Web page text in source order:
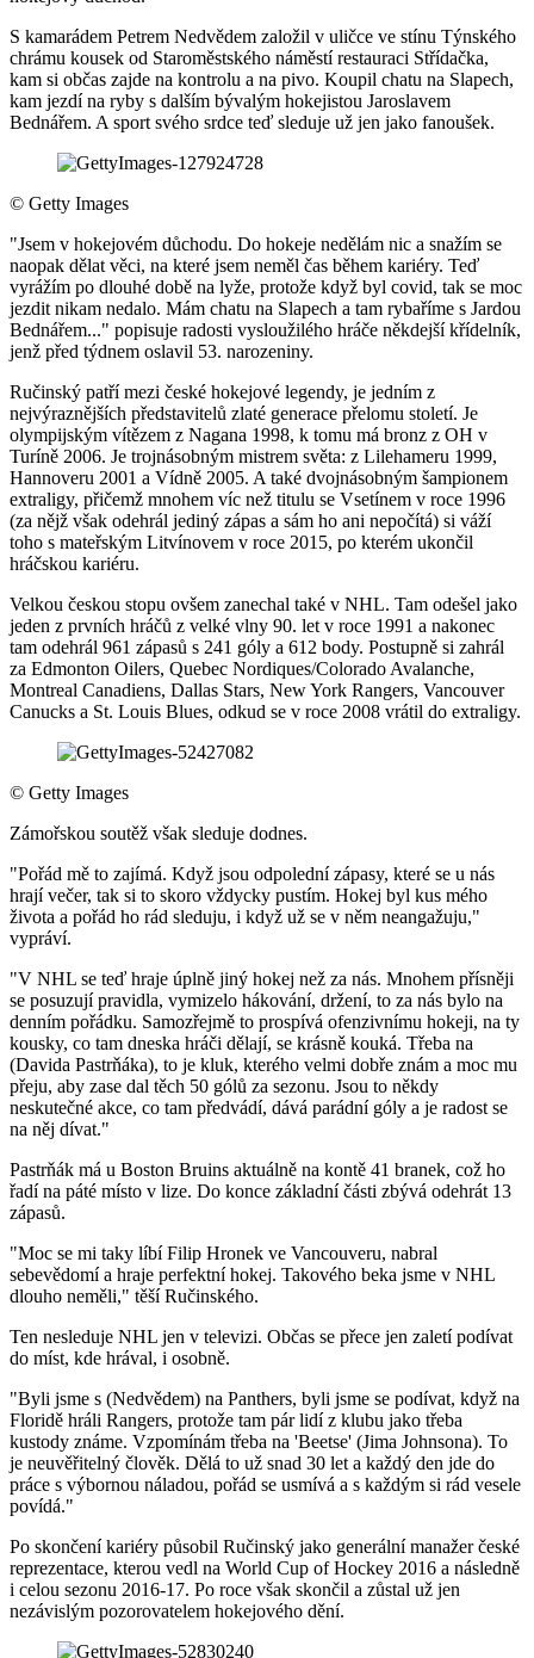
S kamarádem Petrem Nedvědem založil v uličce ve stínu Týnského
chrámu kousek od Staroměstského náměstí restauraci Střídačka,
kam si občas zajde na kontrolu a na pivo. Koupil chatu na Slapech,
kam jezdí na ryby s dalším bývalým hokejistou Jaroslavem
Bednářem. A sport svého srdce teď sleduje už jen jako fanoušek.
© Getty Images
"Jsem v hokejovém důchodu. Do hokeje nedělám nic a snažím se
naopak dělat věci, na které jsem neměl čas během kariéry. Teď
vyrážím po dlouhé době na lyže, protože když byl covid, tak se moc
jezdit nikam nedalo. Mám chatu na Slapech a tam rybaříme s Jardou
Bednářem..." popisuje radosti vysloužilého hráče někdejší křídelník,
jenž před týdnem oslavil 53. narozeniny.
Ručinský patří mezi české hokejové legendy, je jedním z
nejvýraznějších představitelů zlaté generace přelomu století. Je
olympijským vítězem z Nagana 1998, k tomu má bronz z OH v
Turíně 2006. Je trojnásobným mistrem světa: z Lilehameru 1999,
Hannoveru 2001 a Vídně 2005. A také dvojnásobným šampionem
extraligy, přičemž mnohem víc než titulu se Vsetínem v roce 1996
(za nějž však odehrál jediný zápas a sám ho ani nepočítá) si váží
toho s mateřským Litvínovem v roce 2015, po kterém ukončil
hráčskou kariéru.
Velkou českou stopu ovšem zanechal také v NHL. Tam odešel jako
jeden z prvních hráčů z velké vlny 90. let v roce 1991 a nakonec
tam odehrál 961 zápasů s 241 góly a 612 body. Postupně si zahrál
za Edmonton Oilers, Quebec Nordiques/Colorado Avalanche,
Montreal Canadiens, Dallas Stars, New York Rangers, Vancouver
Canucks a St. Louis Blues, odkud se v roce 2008 vrátil do extraligy.
© Getty Images
Zámořskou soutěž však sleduje dodnes.
"Pořád mě to zajímá. Když jsou odpolední zápasy, které se u nás
hrají večer, tak si to skoro vždycky pustím. Hokej byl kus mého
života a pořád ho rád sleduju, i když už se v něm neangažuju,"
vypráví.
"V NHL se teď hraje úplně jiný hokej než za nás. Mnohem přísněji
se posuzují pravidla, vymizelo hákování, držení, to za nás bylo na
denním pořádku. Samozřejmě to prospívá ofenzivnímu hokeji, na ty
kousky, co tam dneska hráči dělají, se krásně kouká. Třeba na
(Davida Pastrňáka), to je kluk, kterého velmi dobře znám a moc mu
přeju, aby zase dal těch 50 gólů za sezonu. Jsou to někdy
neskutečné akce, co tam předvádí, dává parádní góly a je radost se
na něj dívat."
Pastrňák má u Boston Bruins aktuálně na kontě 41 branek, což ho
řadí na páté místo v lize. Do konce základní části zbývá odehrát 13
zápasů.
"Moc se mi taky líbí Filip Hronek ve Vancouveru, nabral
sebevědomí a hraje perfektní hokej. Takového beka jsme v NHL
dlouho neměli," těší Ručinského.
Ten nesleduje NHL jen v televizi. Občas se přece jen zaletí podívat
do míst, kde hrával, i osobně.
"Byli jsme s (Nedvědem) na Panthers, byli jsme se podívat, když na
Floridě hráli Rangers, protože tam pár lidí z klubu jako třeba
kustody známe. Vzpomínám třeba na 'Beetse' (Jima Johnsona). To
je neuvěřitelný člověk. Dělá to už snad 30 let a každý den jde do
práce s výbornou náladou, pořád se usmívá a s každým si rád vesele
povídá."
Po skončení kariéry působil Ručinský jako generální manažer české
reprezentace, kterou vedl na World Cup of Hockey 2016 a následně
i celou sezonu 2016-17. Po roce však skončil a zůstal už jen
nezávislým pozorovatelem hokejového dění.